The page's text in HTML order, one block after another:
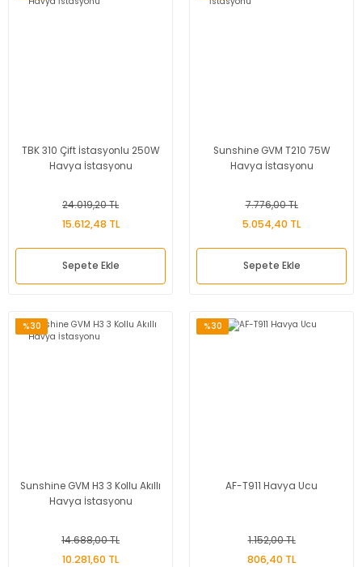
TBK 310 Çift İstasyonlu 250W
Havya İstasyonu
24.019,20 TL
15.612,48 TL
Sepete Ekle
Sunshine GVM T210 75W
Havya İstasyonu
7.776,00 TL
5.054,40 TL
Sepete Ekle
%30
Sunshine GVM H3 3 Kollu Akıllı
Havya İstasyonu
14.688,00 TL
10.281,60 TL
%30
AF-T911 Havya Ucu
1.152,00 TL
806,40 TL